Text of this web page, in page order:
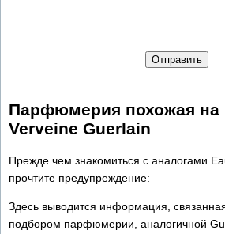
Отправить
Парфюмерия похожая на
Verveine Guerlain
Прежде чем знакомиться с аналогами
прочтите предупреждение:
Здесь выводится информация,
подбором парфюмерии, аналогичной